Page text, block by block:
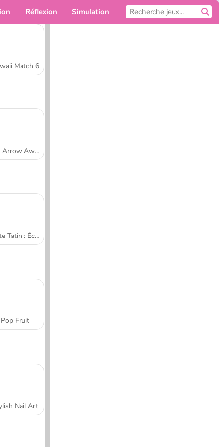
Réflexion Simulation
Match 6
Tap Arrow Away
Tarte Tatin : École de cuisine de Sara
Pop Fruit
Nail Art